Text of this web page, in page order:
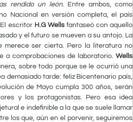
rendido un león. Entre ambos, como
Nacional en versión completa, el país
escritor H.G Wellsfantaseó con aquello
y el futuro se mueven a su antojo. La
merece ser cierta. Pero la literatura no
a comprobaciones de laboratorio. Wells
sobre todo porque se le ocurrió una
demasiado tarde: feliz Bicentenario país,
de Mayo cumpla 300 años, serán
y los protagonistas. Pero esa idea
e indefinible a la que se suele llamar
los que, aún en el porvenir, seguiremos